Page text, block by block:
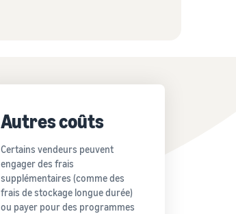
Autres coûts
Certains vendeurs peuvent
engager des frais
supplémentaires (comme des
frais de stockage longue durée)
ou payer pour des programmes